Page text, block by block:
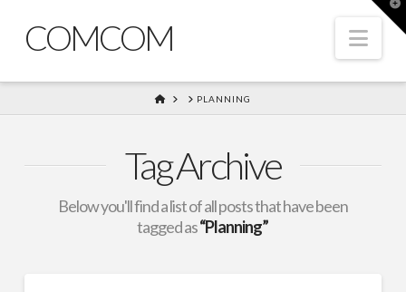
COMCOM
HOME PLANNING
Tag Archive
Below you'll find a list of all posts that have been
tagged as“Planning”